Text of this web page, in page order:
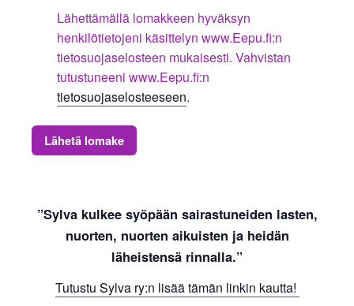
Lähettämällä lomakkeen hyväksyn
henkilötietojeni käsittelyn www.Eepu.fi:n
tietosuojaselosteen mukaisesti. Vahvistan
tutustuneeni www.Eepu.fi:n
tietosuojaselosteeseen.
Lähetä lomake
”Sylva kulkee syöpään sairastuneiden lasten,
nuorten, nuorten aikuisten ja heidän
läheistensä rinnalla.”
Tutustu Sylva ry:n lisää tämän linkin kautta!